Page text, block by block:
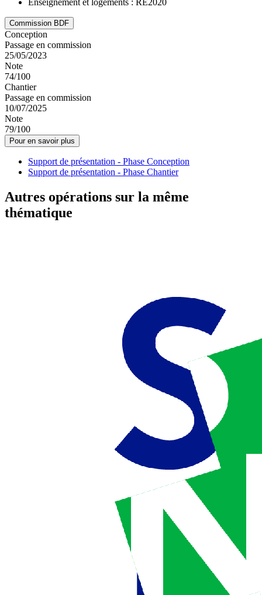
Enseignement et logements : RE2020
Commission BDF
Conception
Passage en commission
25/05/2023
Note
74/100
Chantier
Passage en commission
10/07/2025
Note
79/100
Pour en savoir plus
Support de présentation - Phase Conception
Support de présentation - Phase Chantier
Autres opérations sur la même
thématique